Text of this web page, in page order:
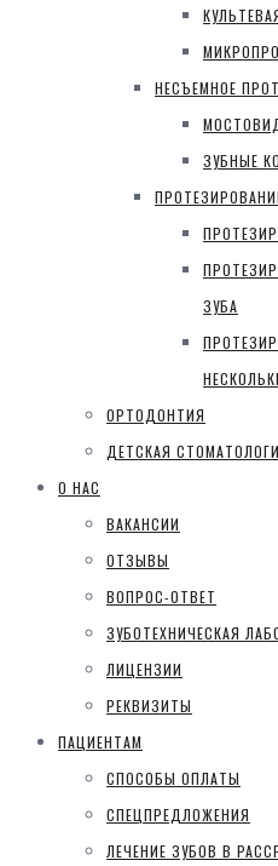
НЕСЪЕМНОЕ
ЗУБНЫЕ
ЗУБА
ОРТОДОНТИЯ
ДЕТСКАЯ
О НАС
ВАКАНСИИ
ОТЗЫВЫ
ВОПРОС-ОТВЕТ
ЗУБОТЕХНИЧЕСКАЯ
ЛИЦЕНЗИИ
РЕКВИЗИТЫ
ПАЦИЕНТАМ
СПОСОБЫ ОПЛАТЫ
СПЕЦПРЕДЛОЖЕНИЯ
ЛЕЧЕНИЕ ЗУБОВ В